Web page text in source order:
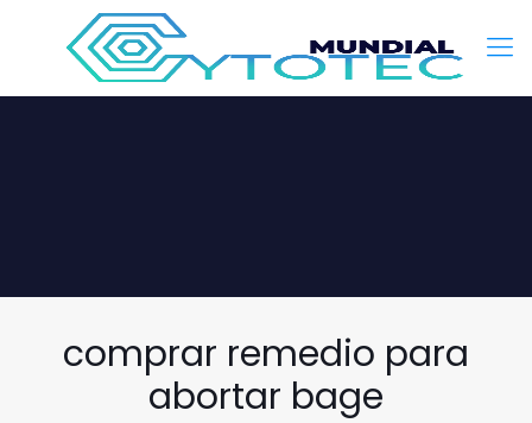
comprar remedio para
abortar bage